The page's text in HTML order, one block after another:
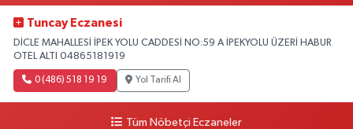
Tuncay Eczanesi
DİCLE MAHALLESİ İPEK YOLU CADDESİ NO:59 A İPEKYOLU ÜZERİ HABUR
OTEL ALTI 04865181919
0 (486) 518 19 19 Yol Tarifi Al
Tüm Nöbetçi Eczaneler